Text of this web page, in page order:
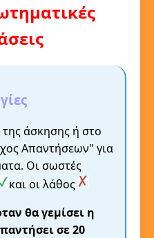
άσκησης ή στο
Απαντήσεων" για
Οι σωστές
και οι λάθος
θα γεμίσει η
σε 20